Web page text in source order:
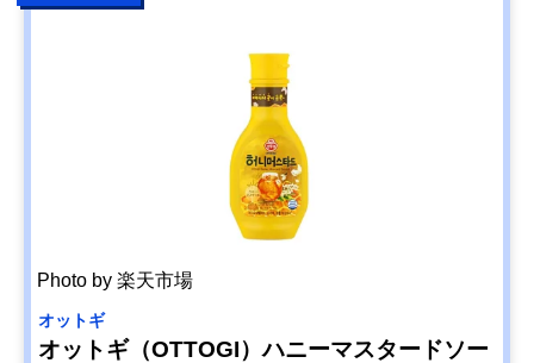
Photo by 楽天市場
オットギ
オットギ（OTTOGI）ハニーマスタードソー